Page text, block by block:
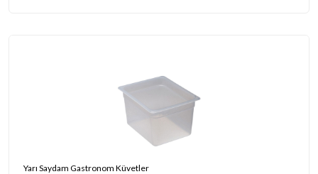
Yarı Saydam Gastronom Küvetler